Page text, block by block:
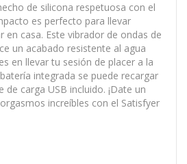
de silicona respetuosa con el
es perfecto para llevar
en casa. Este vibrador de ondas de
un acabado resistente al agua
en llevar tu sesión de placer a la
integrada se puede recargar
carga USB incluido. ¡Date un
increíbles con el Satisfyer